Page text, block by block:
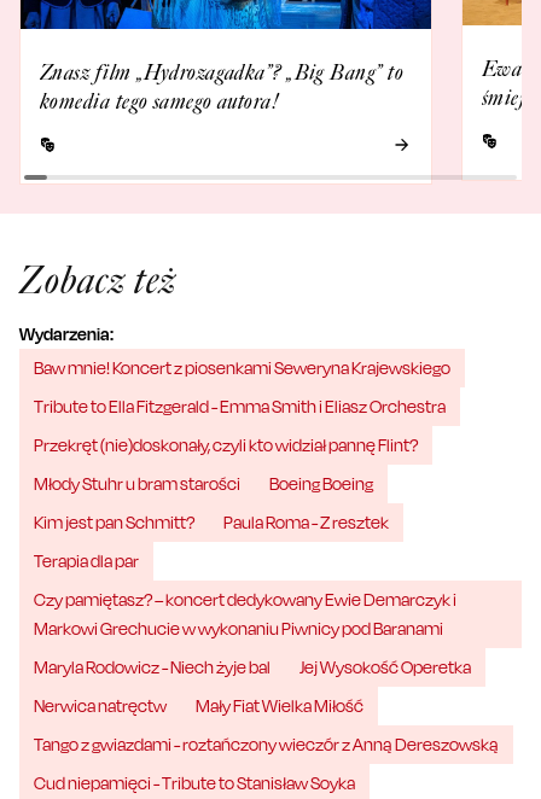
Znasz film „Hydrozagadka”? „Big Bang” to
komedia tego samego autora!
Ewa
śmieje
Zobacz też
Wydarzenia:
Baw mnie! Koncert z piosenkami Seweryna Krajewskiego
Tribute to Ella Fitzgerald - Emma Smith i Eliasz Orchestra
Przekręt (nie)doskonały, czyli kto widział pannę Flint?
Młody Stuhr u bram starości
Boeing Boeing
Kim jest pan Schmitt?
Paula Roma - Z resztek
Terapia dla par
Czy pamiętasz? – koncert dedykowany Ewie Demarczyk i
Markowi Grechucie w wykonaniu Piwnicy pod Baranami
Maryla Rodowicz - Niech żyje bal
Jej Wysokość Operetka
Nerwica natręctw
Mały Fiat Wielka Miłość
Tango z gwiazdami - roztańczony wieczór z Anną Dereszowską
Cud niepamięci - Tribute to Stanisław Soyka